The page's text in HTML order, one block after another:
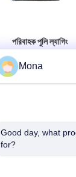
পরিবাহক পুলি ল্যাগিং
প্রতিস্থাপনযোগ্য স্লাইড
ডায়মন্ড রাবার ল্যাগিং শীটে
Mona
Good day, what
for?